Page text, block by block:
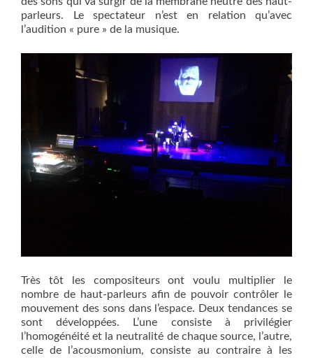
parleurs. Le spectateur n’est en relation qu’avec
l’audition « pure » de la musique.
Très tôt les compositeurs ont voulu multiplier le
nombre de haut-parleurs afin de pouvoir contrôler le
mouvement des sons dans l’espace. Deux tendances se
sont développées. L’une consiste à privilégier
l’homogénéité et la neutralité de chaque source, l’autre,
celle de l’acousmonium, consiste au contraire à les